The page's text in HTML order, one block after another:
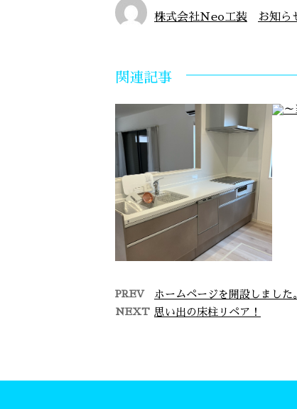
株式会社Ｎeo工装 お知ら
関連記事
PREV ホームページを開設しました
NEXT 思い出の床柱リペア！